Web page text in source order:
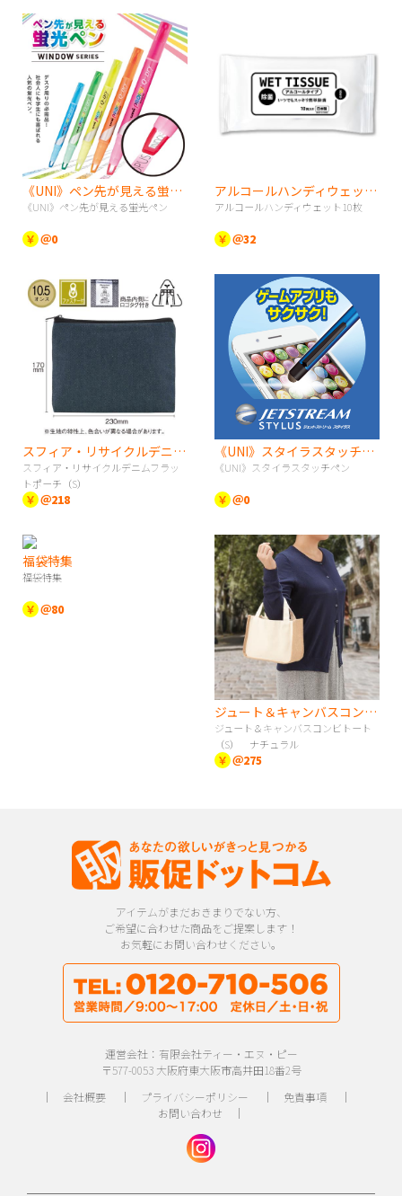
《UNI》ペン先が見える蛍光ペン
《UNI》ペン先が見える蛍光ペン
￥ ＠0
アルコールハンディウェット10枚
アルコールハンディウェット10枚
￥ ＠32
スフィア・リサイクルデニムフラットポーチ（S）
スフィア・リサイクルデニムフラッ
トポーチ（S）
￥ ＠218
《UNI》スタイラスタッチペン
《UNI》スタイラスタッチペン
￥ ＠0
福袋特集
福袋特集
￥ ＠80
ジュート＆キャンバスコンビトート（S） ナチュラル
ジュート＆キャンバスコンビトート
（S） ナチュラル
￥ ＠275
アイテムがまだおきまりでない方、
ご希望に合わせた商品をご提案します！
お気軽にお問い合わせください。
運営会社：有限会社ティー・エヌ・ピー
〒577-0053 大阪府東大阪市高井田18番2号
｜ 会社概要｜ プライバシーポリシー ｜ 免責事項｜
お問い合わせ ｜